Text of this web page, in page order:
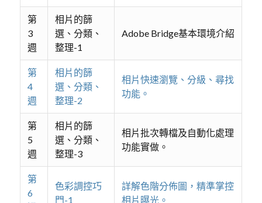
第
3
週
相片的篩
選、分類、
整理-1
Adobe Bridge基本環境介紹
第
4
週
相片的篩
選、分類、
整理-2
相片快速瀏覽、分級、尋找
功能。
第
5
週
相片的篩
選、分類、
整理-3
相片批次轉檔及自動化處理
功能實做。
第
6
色彩調控巧
門-1
詳解色階分佈圖，精準掌控
相片曝光。